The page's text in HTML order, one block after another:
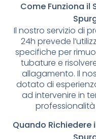
Come Funziona il
Il nostro servizio di
24h prevede
specifiche per
tubature e
allagamento. Il
dotato di
ad intervenire in
professionalità
Quando Richiedere